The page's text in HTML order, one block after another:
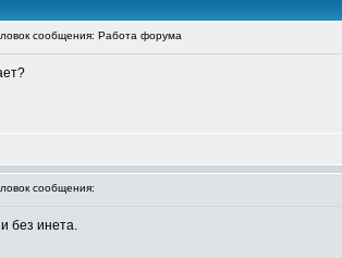
сообщения: Работа форума
сообщения:
без инета.